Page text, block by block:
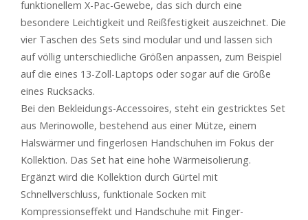
funktionellem X-Pac-Gewebe, das sich durch eine
besondere Leichtigkeit und Reißfestigkeit auszeichnet. Die
vier Taschen des Sets sind modular und und lassen sich
auf völlig unterschiedliche Größen anpassen, zum Beispiel
auf die eines 13-Zoll-Laptops oder sogar auf die Größe
eines Rucksacks.
Bei den Bekleidungs-Accessoires, steht ein gestricktes Set
aus Merinowolle, bestehend aus einer Mütze, einem
Halswärmer und fingerlosen Handschuhen im Fokus der
Kollektion. Das Set hat eine hohe Wärmeisolierung.
Ergänzt wird die Kollektion durch Gürtel mit
Schnellverschluss, funktionale Socken mit
Kompressionseffekt und Handschuhe mit Finger-